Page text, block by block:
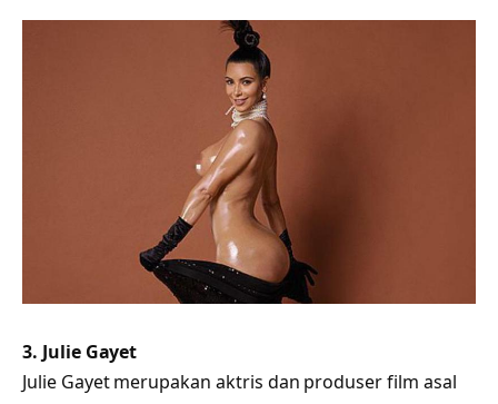
3. Julie Gayet
Julie Gayet merupakan aktris dan produser film asal